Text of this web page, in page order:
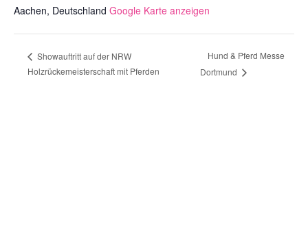
Aachen, Deutschland Google Karte anzeigen
Showauftritt auf der NRW
Holzrückemeisterschaft mit Pferden
Hund & Pferd Messe
Dortmund